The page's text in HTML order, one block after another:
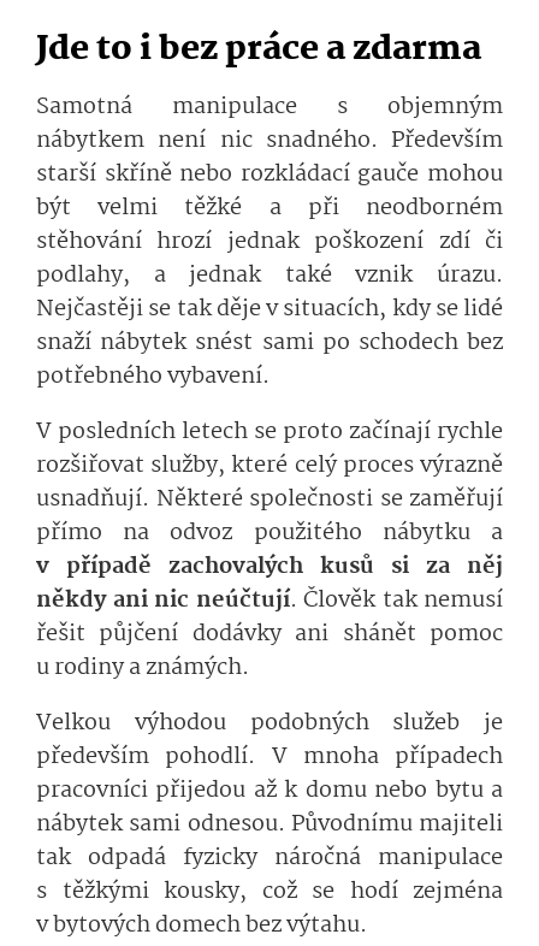
Jde to i bez práce a zdarma
Samotná manipulace s objemným
nábytkem není nic snadného. Především
starší skříně nebo rozkládací gauče mohou
být velmi těžké a při neodborném
stěhování hrozí jednak poškození zdí či
podlahy, a jednak také vznik úrazu.
Nejčastěji se tak děje v situacích, kdy se lidé
snaží nábytek snést sami po schodech bez
potřebného vybavení.
V posledních letech se proto začínají rychle
rozšiřovat služby, které celý proces výrazně
usnadňují. Některé společnosti se zaměřují
přímo na odvoz použitého nábytku a
v případě zachovalých kusů si za něj
někdy ani nic neúčtují. Člověk tak nemusí
řešit půjčení dodávky ani shánět pomoc
u rodiny a známých.
Velkou výhodou podobných služeb je
především pohodlí. V mnoha případech
pracovníci přijedou až k domu nebo bytu a
nábytek sami odnesou. Původnímu majiteli
tak odpadá fyzicky náročná manipulace
s těžkými kousky, což se hodí zejména
v bytových domech bez výtahu.